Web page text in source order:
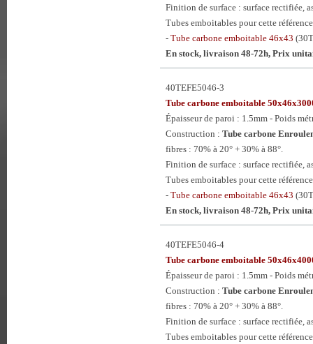
Finition de surface : surface rectifiée,
Tubes emboitables pour cette
- Tube carbone emboitable 46x43
En stock, livraison 48-72h, Prix
40TEFE5046-3
Tube carbone emboitable
Épaisseur de paroi : 1.5mm - Poids
Construction : Tube carbone
fibres : 70% à 20° + 30% à 88°.
Finition de surface : surface rectifiée,
Tubes emboitables pour cette
- Tube carbone emboitable 46x43
En stock, livraison 48-72h, Prix
40TEFE5046-4
Tube carbone emboitable
Épaisseur de paroi : 1.5mm - Poids
Construction : Tube carbone
fibres : 70% à 20° + 30% à 88°.
Finition de surface : surface rectifiée,
Tubes emboitables pour cette